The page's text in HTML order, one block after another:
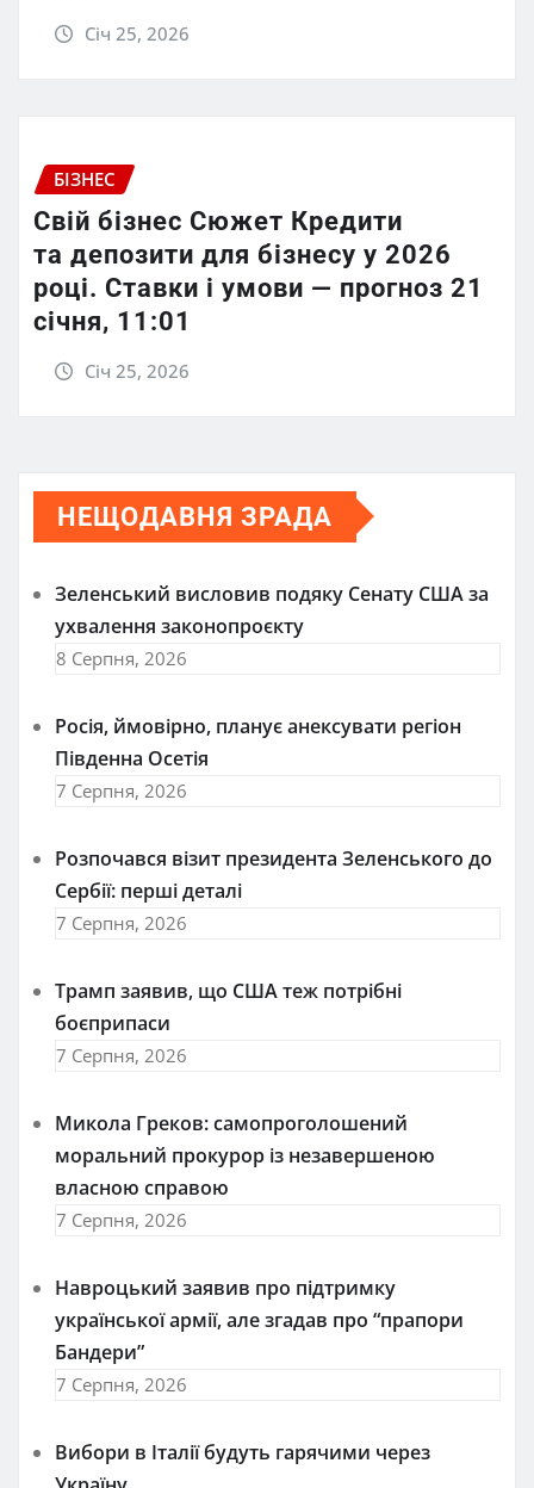
Січ 25, 2026
БІЗНЕС
Свій бізнес Сюжет Кредити
та депозити для бізнесу у 2026
році. Ставки і умови — прогноз 21
січня, 11:01
Січ 25, 2026
НЕЩОДАВНЯ ЗРАДА
Зеленський висловив подяку Сенату США за
ухвалення законопроєкту
8 Серпня, 2026
Росія, ймовірно, планує анексувати регіон
Південна Осетія
7 Серпня, 2026
Розпочався візит президента Зеленського до
Сербії: перші деталі
7 Серпня, 2026
Трамп заявив, що США теж потрібні
боєприпаси
7 Серпня, 2026
Микола Греков: самопроголошений
моральний прокурор із незавершеною
власною справою
7 Серпня, 2026
Навроцький заявив про підтримку
української армії, але згадав про “прапори
Бандери”
7 Серпня, 2026
Вибори в Італії будуть гарячими через